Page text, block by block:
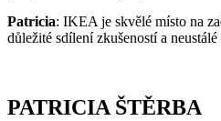
Patricia: IKEA je skvělé místo na
důležité sdílení zkušeností a
PATRICIA ŠTĚRBA